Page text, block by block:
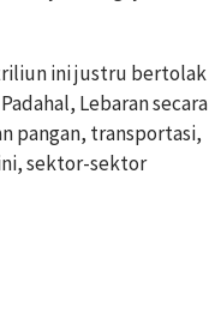
ini justru bertolak
Lebaran secara
pangan, transportasi,
sektor-sektor